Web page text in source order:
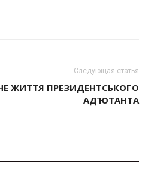
Следующая статья
ЖИТТЯ ПРЕЗИДЕНТСЬКОГО
АД’ЮТАНТА